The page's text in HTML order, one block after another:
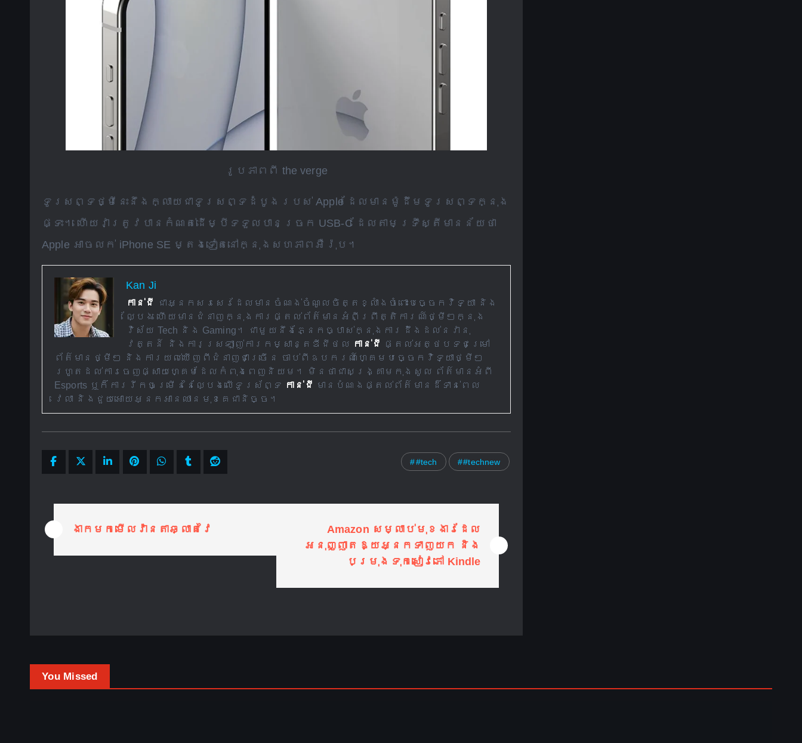
រូបភាពពី the verge
ទូរសព្ទ​ថ្មី​នេះ​នឹង​ក្លាយ​ជា​ទូរសព្ទ​ដំបូង​របស់ Apple ដែល​មាន​ម៉ូដឹម​ទូរសព្ទ​ក្នុង​
ផ្ទះ។ ហើយវាត្រូវបានកំណត់ដើម្បីទទួលបានច្រក USB-C ដែលតាមទ្រឹស្តីមានន័យថា
Apple អាចលក់ iPhone SE ម្តងទៀតនៅក្នុងសហភាពអឺរ៉ុប។
Kan Ji
កាន់ជី
ជាអ្នកសរសេរដែលមានចំណង់ចំណូលចិត្តខ្លាំងចំពោះបច្ចេកវិទ្យា និង
ល្បែង ហើយមានជំនាញក្នុងការផ្តល់ព័ត៌មានអំពីព្រឹត្តិការណ៍ថ្មីៗក្នុង
វិស័យ Tech និង Gaming។ ជាមួយនឹងភ្នែកច្បាស់ក្នុងការដឹងដល់នវានុ
វត្តន៍ និងការស្រឡាញ់ការកម្សាន្តឌីជីថល កាន់ជី
ផ្តល់អត្ថបទជម្រៅ
ព័ត៌មានថ្មីៗ និងការយល់ឃើញពីជំនាញជាច្រើន ចាប់ពីឧបករណ៍ហ្គេមបច្ចេកវិទ្យាថ្មីៗ
រហូតដល់ការចេញផ្សាយហ្គេមដែលកំពុងពេញនិយម។ មិនថាជាសង្គ្រាមកុងសូល ព័ត៌មានអំពី
Esports ឬក៏ការរីកចម្រើននៃល្បែងលើទូរស័ព្ទ កាន់ជី មានបំណងផ្តល់ព័ត៌មានដ៏ទាន់ពេល
វេលា និងជួយអោយអ្នកអានឈានមុខគេជានិច្ច។
#tech #technew
P
o
a
i
ងាកមកមើលវ៉ានតាឆ្លាតវៃ
Amazon សម្លាប់មុខងារដែល
អនុញ្ញាតឱ្យអ្នកទាញយក និង
បម្រុងទុកសៀវភៅ Kindle
You Missed